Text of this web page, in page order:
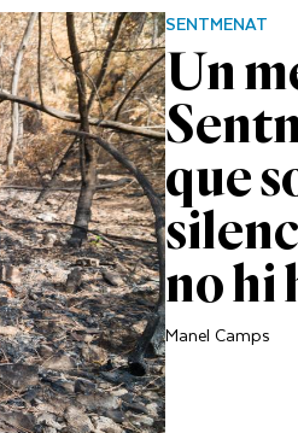
SENTMENAT
Un
que
no hi
Manel Camps